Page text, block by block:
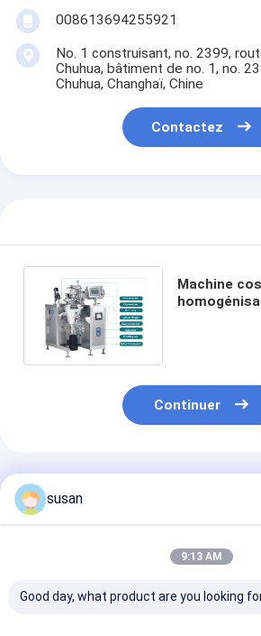
008613694255921
No. 1 construisant, no. 2399,
Chuhua, bâtiment de no. 1, no.
Chuhua, Changhaï, Chine
Contactez
Machine
Continuer
Produits Recommandés
susan
9:13 AM
Good day, what product are you looking